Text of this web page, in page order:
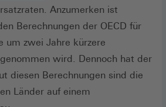
in
einem
neuen
Fenster)
Anzumerken ist
Berechnungen der OECD für
um zwei Jahre kürzere
wird. Dennoch hat der
diesen Berechnungen sind die
Länder auf einem